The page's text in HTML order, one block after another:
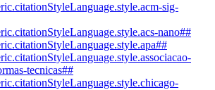
sig-
nano##
tecnicas##